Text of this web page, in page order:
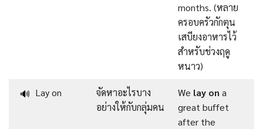
months. (หลาย
ครอบครัวกักตุน
เสบียงอาหารไว้
สำหรับช่วงฤดู
หนาว)
🔊 Lay on
จัดหาอะไรบาง
อย่างให้กับกลุ่มคน
We lay on a
great buffet
after the